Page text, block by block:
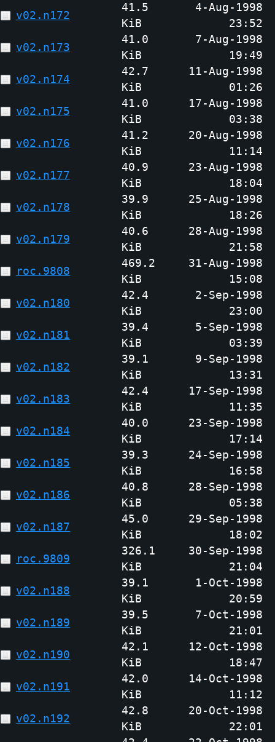
v02.n172
41.5
KiB
4-Aug-1998
23:52
v02.n173
41.0
KiB
7-Aug-1998
19:49
v02.n174
42.7
KiB
11-Aug-1998
01:26
v02.n175
41.0
KiB
17-Aug-1998
03:38
v02.n176
41.2
KiB
20-Aug-1998
11:14
v02.n177
40.9
KiB
23-Aug-1998
18:04
v02.n178
39.9
KiB
25-Aug-1998
18:26
v02.n179
40.6
KiB
28-Aug-1998
21:58
roc.9808
469.2
KiB
31-Aug-1998
15:08
v02.n180
42.4
KiB
2-Sep-1998
23:00
v02.n181
39.4
KiB
5-Sep-1998
03:39
v02.n182
39.1
KiB
9-Sep-1998
13:31
v02.n183
42.4
KiB
17-Sep-1998
11:35
v02.n184
40.0
KiB
23-Sep-1998
17:14
v02.n185
39.3
KiB
24-Sep-1998
16:58
v02.n186
40.8
KiB
28-Sep-1998
05:38
v02.n187
45.0
KiB
29-Sep-1998
18:02
roc.9809
326.1
KiB
30-Sep-1998
21:04
v02.n188
39.1
KiB
1-Oct-1998
20:59
v02.n189
39.5
KiB
7-Oct-1998
21:01
v02.n190
42.1
KiB
12-Oct-1998
18:47
v02.n191
42.0
KiB
14-Oct-1998
11:12
v02.n192
42.8
KiB
20-Oct-1998
22:01